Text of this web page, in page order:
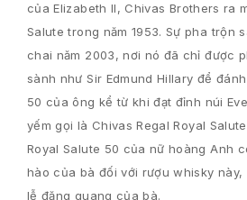
của Elizabeth II, Chivas Brothers ra
Salute trong năm 1953. Sự pha trộn
chai năm 2003, nơi nó đã chỉ được
sành như Sir Edmund Hillary để
50 của ông kể từ khi đạt đỉnh núi
yếm gọi là Chivas Regal Royal Salute
Royal Salute 50 của nữ hoàng Anh
hào của bà đối với rượuwhisky này,
lễđăng quang của bà.